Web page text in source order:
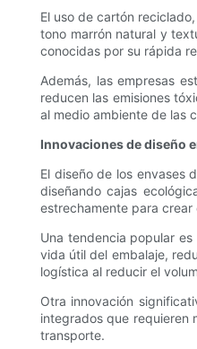
El uso de cartón
tono marrón natural y
conocidas por su rápida
Además, las empresas
reducen las emisiones
al medio ambiente de las
Innovaciones de diseño
El diseño de los envases
diseñando cajas
estrechamente para crear
Una tendencia popular
vida útil del embalaje,
logística al reducir el
Otra innovación
integrados que requieren
transporte.